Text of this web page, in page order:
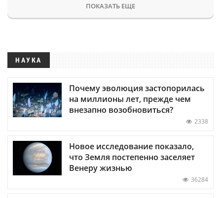
ПОКАЗАТЬ ЕЩЕ
НАУКА
Почему эволюция застопорилась
на миллионы лет, прежде чем
внезапно возобновиться?
2338
Новое исследование показало,
что Земля постепенно заселяет
Венеру жизнью
36284